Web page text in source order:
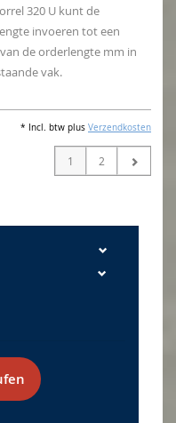
320 U kunt de
invoeren tot een
de orderlengte mm in
vak.
* Incl. btw plus Verzendkosten
1 2